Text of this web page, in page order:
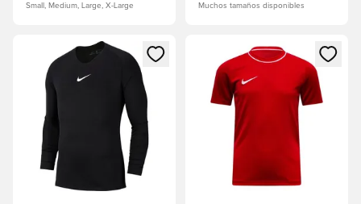
Small, Medium, Large, X-Large Muchos tamaños disponibles
Abre un modal para iniciar sesión o registrarse como
Abre un modal para iniciar